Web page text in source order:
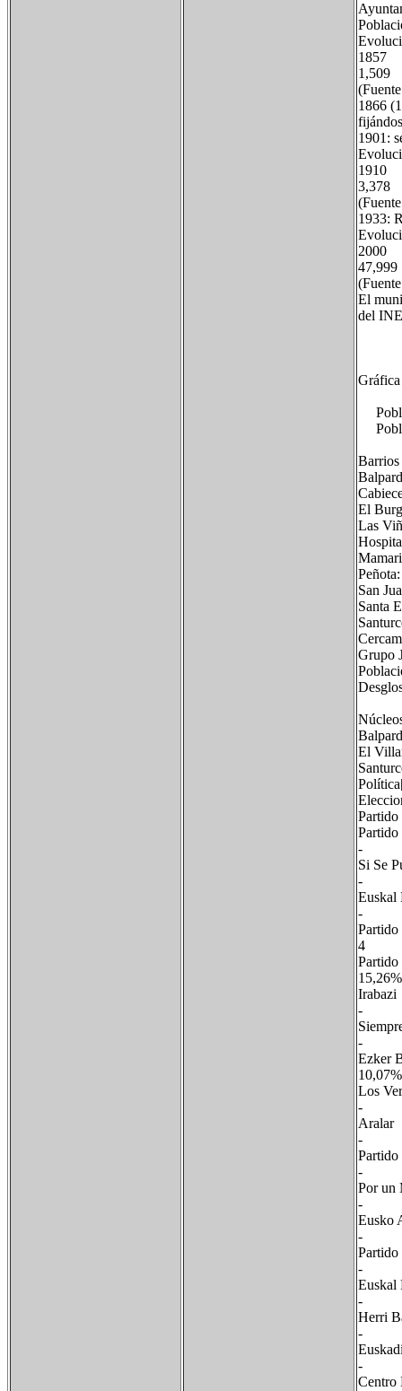
1866
1901:
1933:
El
del
Barrios
El
Las
San
Santa
Grupo
El
- -
Si
-
-
4
-
-
Los
-
-
-
Por
-
- -
- -
-
- -
-